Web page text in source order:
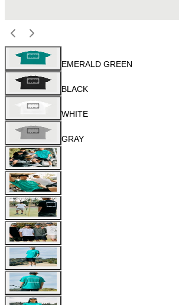
EMERALD GREEN
BLACK
WHITE
GRAY